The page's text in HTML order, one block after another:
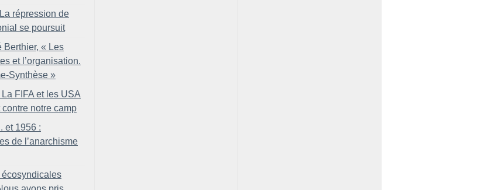
répression de
se poursuit
Berthier, « Les
et l’organisation.
Synthèse »
FIFA et les USA
contre notre camp
et 1956 :
de l’anarchisme